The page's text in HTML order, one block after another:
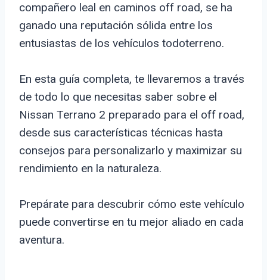
compañero leal en caminos off road, se ha
ganado una reputación sólida entre los
entusiastas de los vehículos todoterreno.
En esta guía completa, te llevaremos a través
de todo lo que necesitas saber sobre el
Nissan Terrano 2 preparado para el off road,
desde sus características técnicas hasta
consejos para personalizarlo y maximizar su
rendimiento en la naturaleza.
Prepárate para descubrir cómo este vehículo
puede convertirse en tu mejor aliado en cada
aventura.